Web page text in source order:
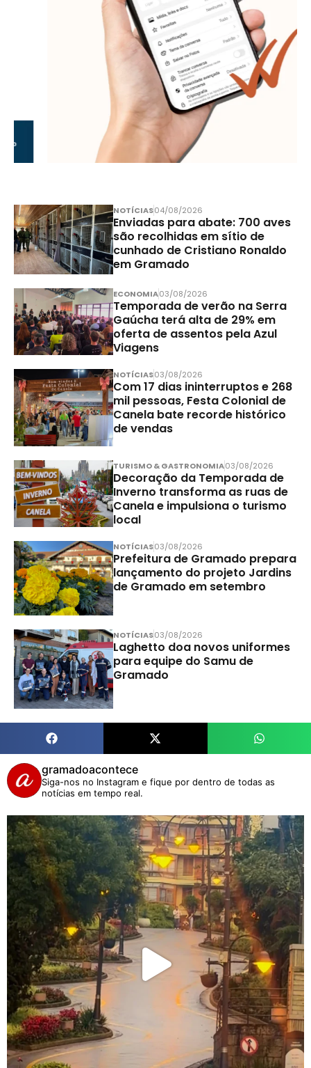
NOTÍCIAS04/08/2026
Enviadas para abate: 700 aves
são recolhidas em sítio de
cunhado de Cristiano Ronaldo
em Gramado
ECONOMIA03/08/2026
Temporada de verão na Serra
Gaúcha terá alta de 29% em
oferta de assentos pela Azul
Viagens
NOTÍCIAS03/08/2026
Com 17 dias ininterruptos e 268
mil pessoas, Festa Colonial de
Canela bate recorde histórico
de vendas
TURISMO & GASTRONOMIA03/08/2026
Decoração da Temporada de
Inverno transforma as ruas de
Canela e impulsiona o turismo
local
NOTÍCIAS03/08/2026
Prefeitura de Gramado prepara
lançamento do projeto Jardins
de Gramado em setembro
NOTÍCIAS03/08/2026
Laghetto doa novos uniformes
para equipe do Samu de
Gramado
gramadoacontece
Siga-nos no Instagram e fique por dentro de todas as
notícias em tempo real.